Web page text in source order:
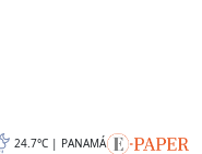
24.7°C | PANAMÁ